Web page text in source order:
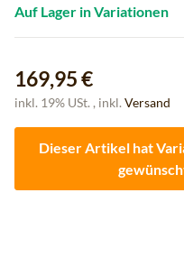
Auf Lager in Variationen
169,95 €
inkl. 19% USt. , inkl. Versand
Dieser Artikel hat